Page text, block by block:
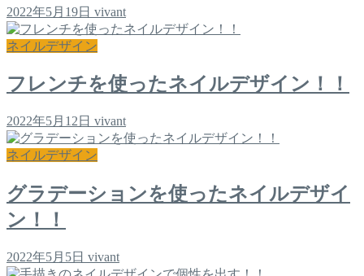
2022年5月19日 vivant
ネイルデザイン
フレンチを使ったネイルデザイン！！
2022年5月12日 vivant
ネイルデザイン
グラデーションを使ったネイルデザイ
ン！！
2022年5月5日 vivant